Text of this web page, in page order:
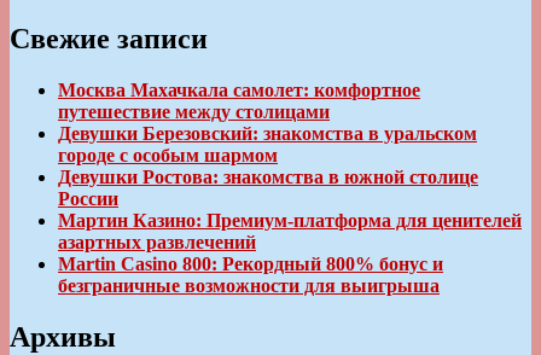
Свежие записи
Москва Махачкала самолет: комфортное
путешествие между столицами
Девушки Березовский: знакомства в уральском
городе с особым шармом
Девушки Ростова: знакомства в южной столице
России
Мартин Казино: Премиум-платформа для ценителей
азартных развлечений
Martin Casino 800: Рекордный 800% бонус и
безграничные возможности для выигрыша
Архивы